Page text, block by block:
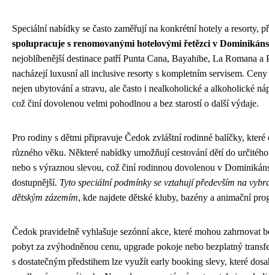
Speciální nabídky se často zaměřují na konkrétní hotely a resorty,
spolupracuje s renomovanými hotelovými řetězci v
nejoblíbenější destinace patří Punta Cana, Bayahibe, La Romana a
nacházejí luxusní all inclusive resorty s kompletním servisem.
nejen ubytování a stravu, ale často i nealkoholické a alkoholické
což činí dovolenou velmi pohodlnou a bez starostí o další výdaje.
Pro rodiny s dětmi připravuje Čedok zvláštní rodinné balíčky, které
různého věku. Některé nabídky umožňují cestování dětí do
nebo s výraznou slevou, což činí rodinnou dovolenou v
dostupnější. Tyto speciální podmínky se vztahují především na
dětským zázemím, kde najdete dětské kluby, bazény a animační
Čedok pravidelně vyhlašuje sezónní akce, které mohou zahrnovat
pobyt za zvýhodněnou cenu, upgrade pokoje nebo bezplatný
s dostatečným předstihem lze využít early booking slevy, které